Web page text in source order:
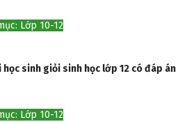
Lớp 10-12
học sinh giỏi sinh học lớp 12 có đáp án
Lớp 10-12